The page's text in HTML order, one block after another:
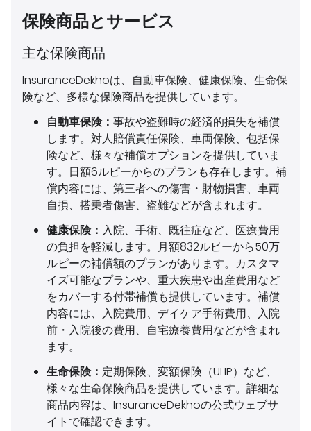
保険商品とサービス
主な保険商品
InsuranceDekhoは、自動車保険、健康保険、生命保
険など、多様な保険商品を提供しています。
自動車保険： 事故や盗難時の経済的損失を補償
します。対人賠償責任保険、車両保険、包括保
険など、様々な補償オプションを提供していま
す。日額6ルピーからのプランも存在します。補
償内容には、第三者への傷害・財物損害、車両
自損、搭乗者傷害、盗難などが含まれます。
健康保険： 入院、手術、既往症など、医療費用
の負担を軽減します。月額832ルピーから50万
ルピーの補償額のプランがあります。カスタマ
イズ可能なプランや、重大疾患や出産費用など
をカバーする付帯補償も提供しています。補償
内容には、入院費用、デイケア手術費用、入院
前・入院後の費用、自宅療養費用などが含まれ
ます。
生命保険： 定期保険、変額保険（ULIP）など、
様々な生命保険商品を提供しています。詳細な
商品内容は、InsuranceDekhoの公式ウェブサ
イトで確認できます。